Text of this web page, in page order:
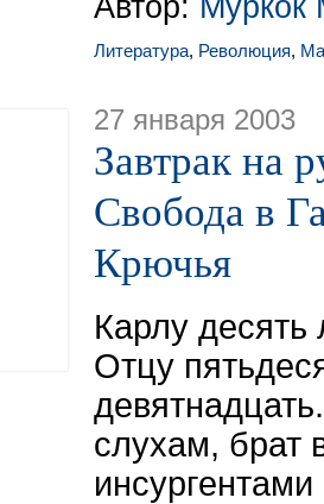
Литература, Революция,
27 января 2003
Завтрак на
Свобода в
Крючья
Карлу десять
Отцу
слухам, брат